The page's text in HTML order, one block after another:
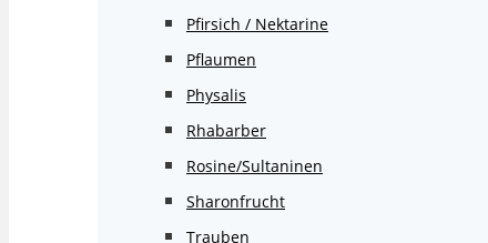
Pfirsich / Nektarine
Pflaumen
Physalis
Rhabarber
Rosine/Sultaninen
Sharonfrucht
Trauben